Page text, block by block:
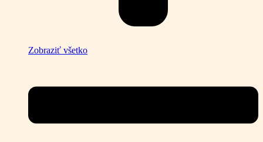
Zobraziť všetko